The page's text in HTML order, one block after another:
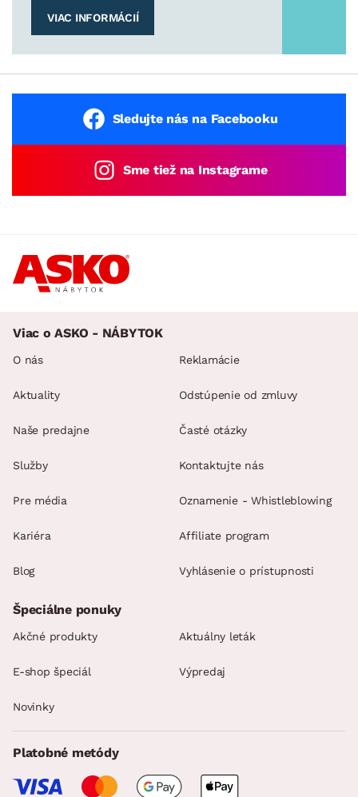
VIAC INFORMÁCIÍ
Sledujte nás na Facebooku
Sme tiež na Instagrame
Viac o ASKO - NÁBYTOK
O nás
Aktuality
Naše predajne
Služby
Pre média
Kariéra
Blog
Reklamácie
Odstúpenie od zmluvy
Časté otázky
Kontaktujte nás
Oznamenie - Whistleblowing
Affiliate program
Vyhlásenie o prístupnosti
Špeciálne ponuky
Akčné produkty Aktuálny leták
E-shop špeciál Výpredaj
Novinky
Platobné metódy